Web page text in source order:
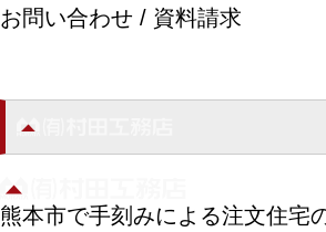
お問い合わせ / 資料請求
熊本市で手刻みによる注文住宅